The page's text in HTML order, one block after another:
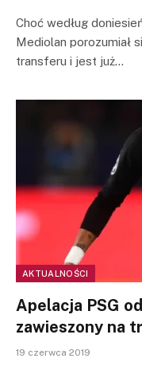
Choć według
Mediolan porozumiał
transferu i jest już…
AKTUALNOŚCI
Apelacja PSG
zawieszony na
19 czerwca 2019